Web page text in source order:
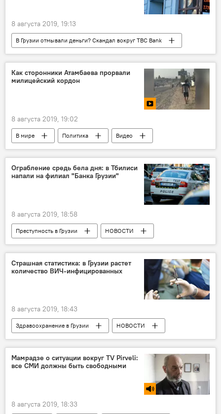
8 августа 2019, 19:13
В Грузии отмывали деньги? Скандал вокруг TBC Bank
НОВОСТИ
Грузия
ПОЛИТИКА
Прокуратура
TBC Bank TV Pirveli
Как сторонники Атамбаева прорвали
милицейский кордон
8 августа 2019, 19:02
В мире Политика
Видео
Мультимедиа
Кыргызстан
Алмазбек Атамбаев
ОБЩЕСТВО
Ограбление средь бела дня: в Тбилиси
напали на филиал "Банка Грузии"
8 августа 2019, 18:58
Преступность в Грузии
НОВОСТИ
ПРОИСШЕСТВИЯ
Грузия
Тбилиси
Ограбление
Страшная статистика: в Грузии растет
количество ВИЧ-инфицированных
8 августа 2019, 18:43
Здравоохранение в Грузии
НОВОСТИ
Грузия
ОБЩЕСТВО
ВИЧ
СПИД
Мамрадзе о ситуации вокруг TV Pirveli:
все СМИ должны быть свободными
8 августа 2019, 18:33